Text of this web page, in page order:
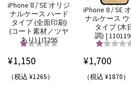
iPhone 8 / SE オリジ
ナルケース ハード
タイプ (全面印刷)
(コート素材／ツヤ
あり) | IT295
の評価
¥1,150
（税込 ¥1265）
iPhone 8 / SE
ナルケース ウ
タイプ (木
調) |
の評価
¥1,700
（税込 ¥1870）